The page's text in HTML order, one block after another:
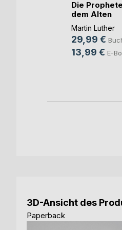
Die
dem Alten
Testam(...)
Martin Luther
29,99 €
13,99 € E-
3D-Ansicht des
Paperback